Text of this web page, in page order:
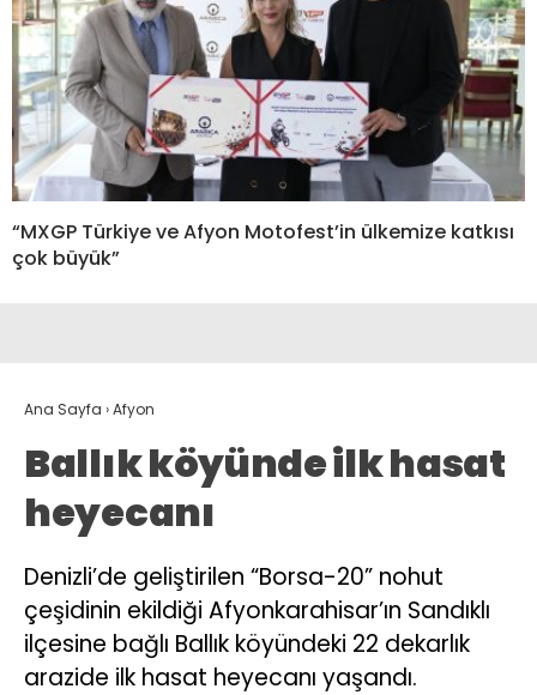
“MXGP Türkiye ve Afyon Motofest’in ülkemize katkısı
çok büyük”
Ana Sayfa ›Afyon
Ballık köyünde ilk hasat
heyecanı
Denizli’de geliştirilen “Borsa-20” nohut
çeşidinin ekildiği Afyonkarahisar’ın Sandıklı
ilçesine bağlı Ballık köyündeki 22 dekarlık
arazide ilk hasat heyecanı yaşandı.